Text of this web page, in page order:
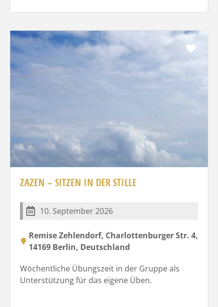
ZAZEN – SITZEN IN DER STILLE
10. September 2026
Remise Zehlendorf, Charlottenburger Str. 4,
14169 Berlin, Deutschland
Wöchentliche Übungszeit in der Gruppe als
Unterstützung für das eigene Üben.